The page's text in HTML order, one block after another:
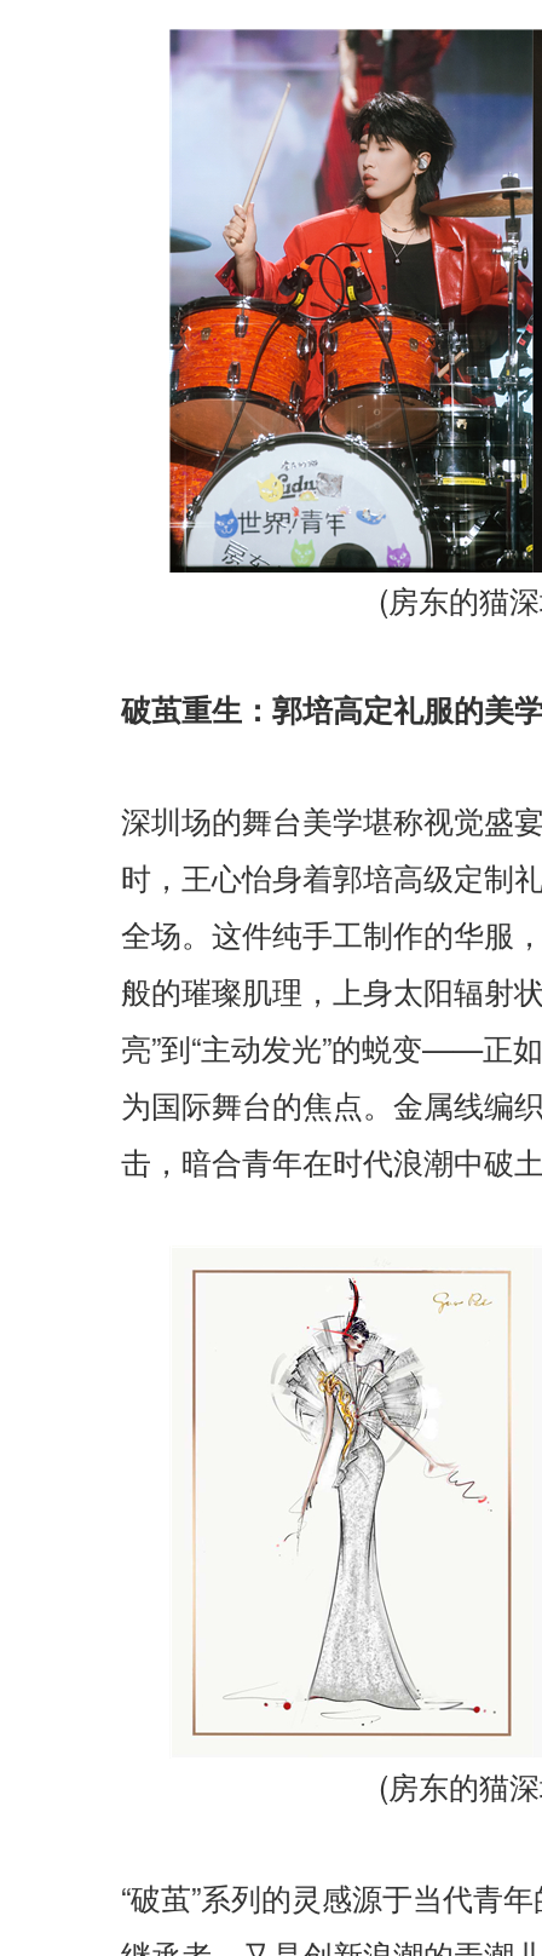
(房东的猫
破茧重生：郭培高定礼服的美
深圳场的舞台美学堪称视觉盛
时，王心怡身着郭培高级定制
全场。这件纯手工制作的华服
般的璀璨肌理，上身太阳辐射
亮”到 “主动发光”的蜕变——正
为国际舞台的焦点。金属线编
击，暗合青年在时代浪潮中破
(房东的猫
“破茧”系列的灵感源于当代青